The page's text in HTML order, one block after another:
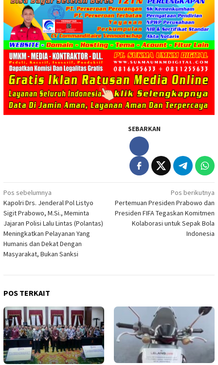
SEBARKAN
Navigasi
pos
Pos sebelumnya
Kapolri Drs. Jenderal Pol Listyo
Sigit Prabowo, M.Si., Meminta
Jajaran Polisi Lalu Lintas (Polantas)
Meningkatkan Pelayanan Yang
Humanis dan Dekat Dengan
Masyarakat, Bukan Sanksi
Pos berikutnya
Pertemuan Presiden Prabowo dan
Presiden FIFA Tegaskan Komitmen
Kolaborasi untuk Sepak Bola
Indonesia
POS TERKAIT